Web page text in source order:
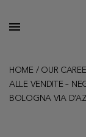
HOME/ OUR
ALLE VENDITE –
BOLOGNA VIA